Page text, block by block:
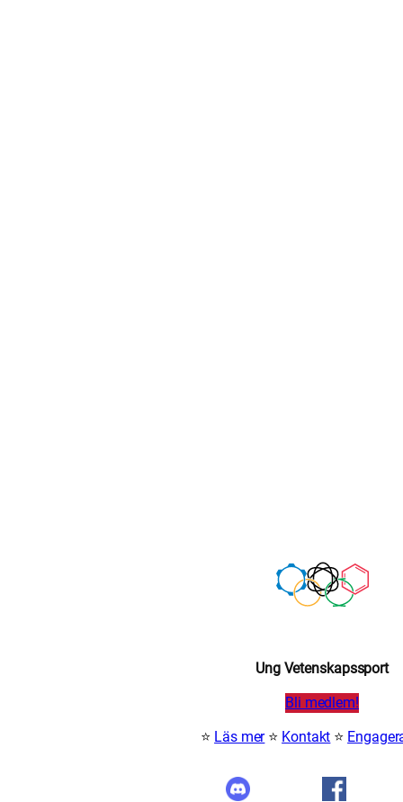
Ung Vetenskapssport
Bli medlem!
⭐ Läs mer⭐ Kontakt ⭐